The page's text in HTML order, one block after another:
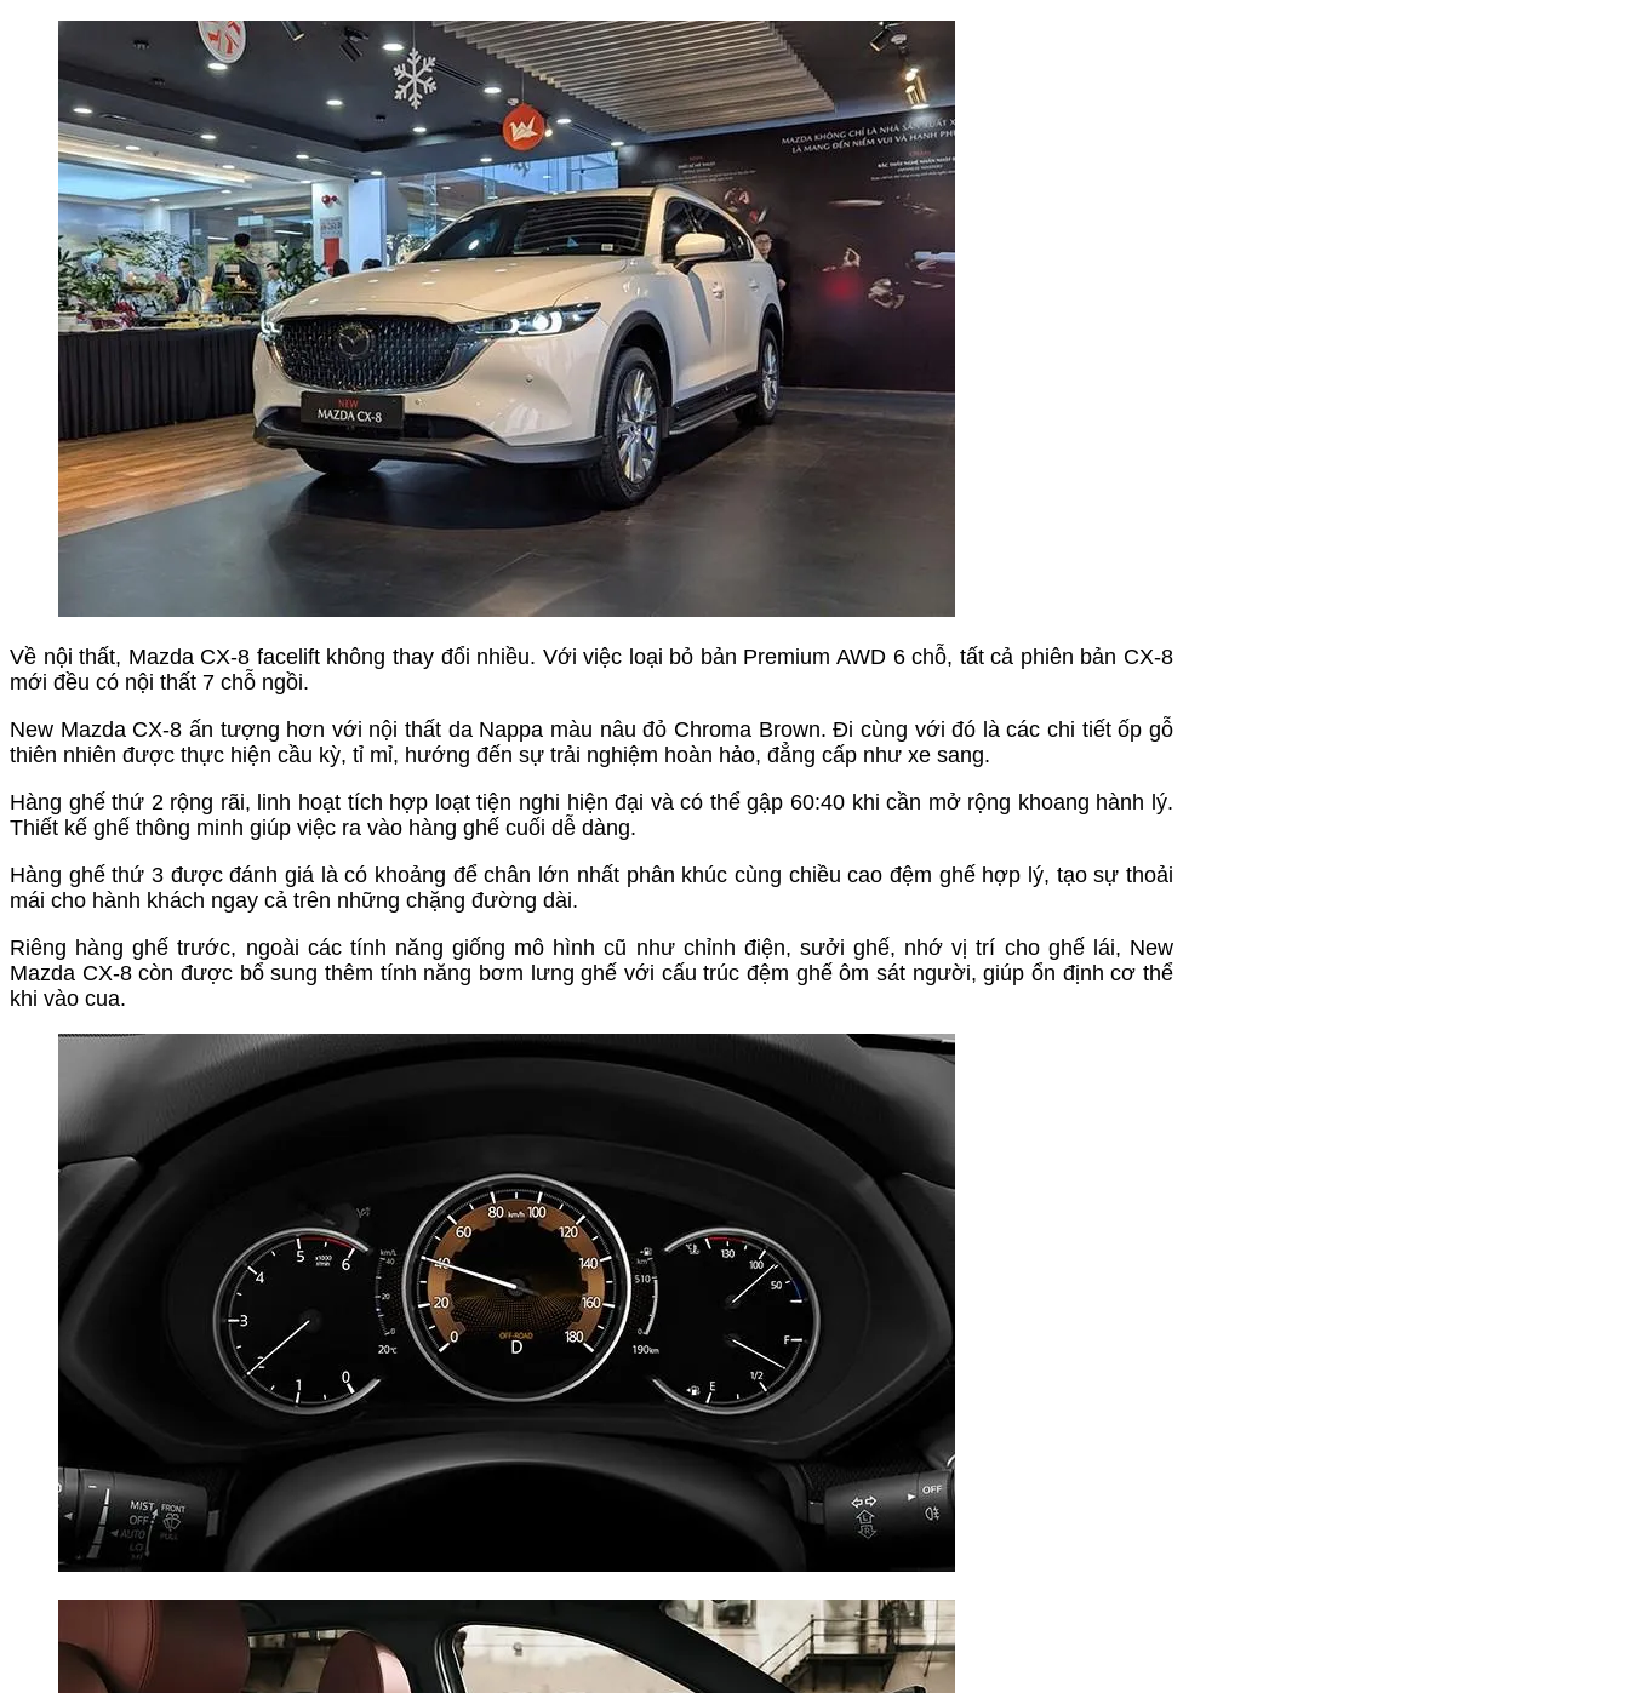
Về nội thất, Mazda CX-8 facelift không thay đổi nhiều. Với việc loại bỏ bản Premium AWD 6 chỗ, tất cả phiên bản CX-8
mới đều có nội thất 7 chỗ ngồi.
New Mazda CX-8 ấn tượng hơn với nội thất da Nappa màu nâu đỏ Chroma Brown. Đi cùng với đó là các chi tiết ốp gỗ
thiên nhiên được thực hiện cầu kỳ, tỉ mỉ, hướng đến sự trải nghiệm hoàn hảo, đẳng cấp như xe sang.
Hàng ghế thứ 2 rộng rãi, linh hoạt tích hợp loạt tiện nghi hiện đại và có thể gập 60:40 khi cần mở rộng khoang hành lý.
Thiết kế ghế thông minh giúp việc ra vào hàng ghế cuối dễ dàng.
Hàng ghế thứ 3 được đánh giá là có khoảng để chân lớn nhất phân khúc cùng chiều cao đệm ghế hợp lý, tạo sự thoải
mái cho hành khách ngay cả trên những chặng đường dài.
Riêng hàng ghế trước, ngoài các tính năng giống mô hình cũ như chỉnh điện, sưởi ghế, nhớ vị trí cho ghế lái, New
Mazda CX-8 còn được bổ sung thêm tính năng bơm lưng ghế với cấu trúc đệm ghế ôm sát người, giúp ổn định cơ thể
khi vào cua.